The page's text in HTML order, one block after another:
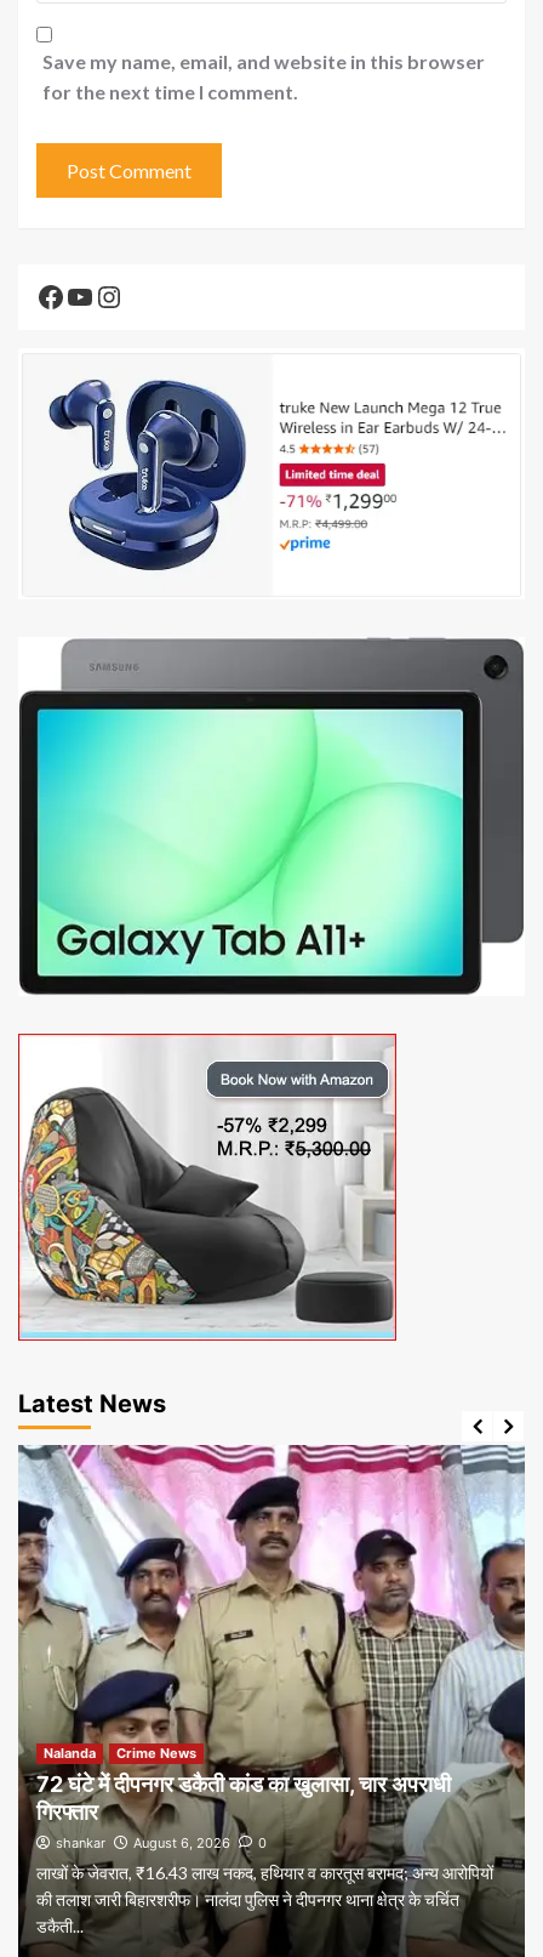
Save my name, email, and website in this browser
for the next time I comment.
Facebook
YouTube
Instagram
Latest News
Nalanda Crime News
72 घंटे में दीपनगर डकैती कांड का खुलासा, चार अपराधी
गिरफ्तार
shankar August 6, 2026 0
लाखों के जेवरात, ₹16.43 लाख नकद, हथियार व कारतूस बरामद; अन्य आरोपियों
की तलाश जारी बिहारशरीफ। नालंदा पुलिस ने दीपनगर थाना क्षेत्र के चर्चित
डकैती...